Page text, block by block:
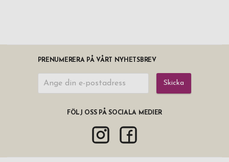
PRENUMERERA PÅ VÅRT NYHETSBREV
Skicka
FÖLJ OSS PÅ SOCIALA MEDIER